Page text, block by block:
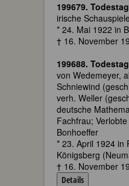
199679.
irische
* 24. Mai 1922 in
† 16. November
199688.
von Wedemeyer,
Schniewind
verh. Weller
deutsche
Fachfrau;
Bonhoeffer
* 23. April 1924 in
Königsberg
† 16. November
Details